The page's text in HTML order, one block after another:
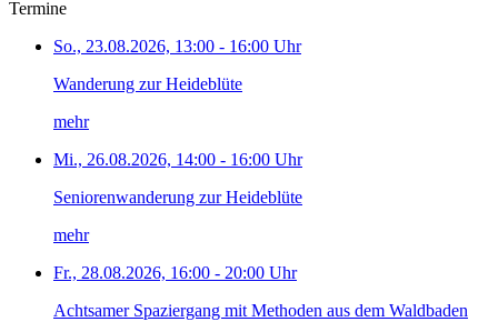
Termine
So., 23.08.2026, 13:00 - 16:00 Uhr
Wanderung zur Heideblüte
mehr
Mi., 26.08.2026, 14:00 - 16:00 Uhr
Seniorenwanderung zur Heideblüte
mehr
Fr., 28.08.2026, 16:00 - 20:00 Uhr
Achtsamer Spaziergang mit Methoden aus dem Waldbaden